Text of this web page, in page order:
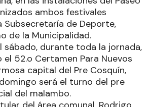
ambos festivales
de Deporte,
de la Municipalidad.
sábado, durante toda la jornada,
el 52.o Certamen Para Nuevos
capital del Pre Cosquín,
será el turno del pre
del malambo.